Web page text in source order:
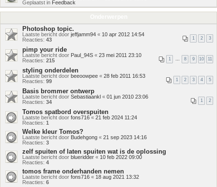
Geplaatst in Feedback
Photoshop topic.
Laatste bericht door jeffjamm94 « 10 apr 2012 14:54
Reacties: 43 1 2 3
pimp your ride
Laatste bericht door Paul_94S « 23 mei 2011 23:10
Reacties: 215 1 … 8 9 10 11
styling onderdelen
Laatste bericht door beeoowpee « 28 feb 2011 16:53
Reacties: 99 1 2 3 4 5
Basis brommer ontwerp
Laatste bericht door Sebastiaankl « 01 jun 2010 23:06
Reacties: 34 1 2
Tomos spatbord overspuiten
Laatste bericht door fons716« 21 feb 2024 11:24
Reacties: 1
Welke kleur Tomos?
Laatste bericht door Budehgong « 21 sep 2023 14:16
Reacties: 3
zelf spuiten of laten spuiten wat is de oplossing
Laatste bericht door blueridder « 10 feb 2022 09:00
Reacties: 4
tomos frame onderhanden nemen
Laatste bericht door fons716 « 18 aug 2021 13:32
Reacties: 6